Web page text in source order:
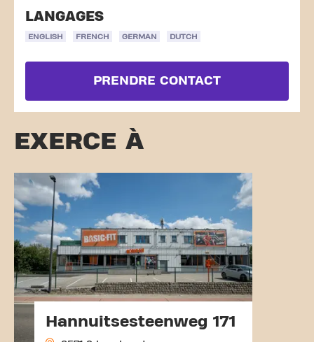
LANGAGES
ENGLISH FRENCH GERMAN DUTCH
PRENDRE CONTACT
EXERCE À
Hannuitsesteenweg 171